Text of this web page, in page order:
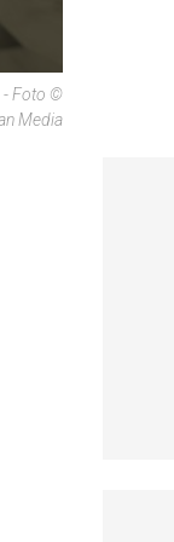
- Foto ©
Media